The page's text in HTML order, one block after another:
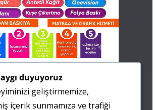
duyuyoruz
geliştirmemize,
içerik sunmamıza ve trafiği